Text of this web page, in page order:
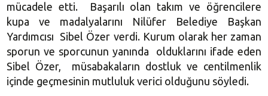
mücadele etti. Başarılı olan takım ve öğrencilere
kupa ve madalyalarını Nilüfer Belediye Başkan
Yardımcısı Sibel Özer verdi. Kurum olarak her zaman
sporun ve sporcunun yanında olduklarını ifade eden
Sibel Özer, müsabakaların dostluk ve centilmenlik
içinde geçmesinin mutluluk verici olduğunu söyledi.